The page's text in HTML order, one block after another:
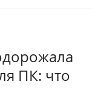
ПК: что